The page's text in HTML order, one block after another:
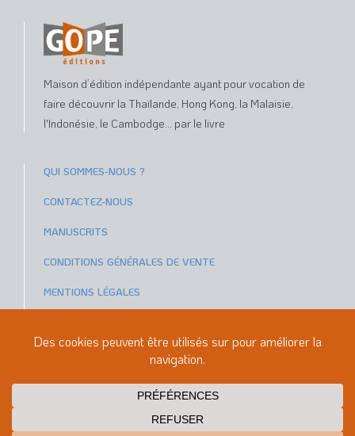
Maison d’édition indépendante ayant pour vocation de
faire découvrir la Thaïlande, Hong Kong, la Malaisie,
l'Indonésie, le Cambodge... par le livre
QUI SOMMES-NOUS ?
CONTACTEZ-NOUS
MANUSCRITS
CONDITIONS GÉNÉRALES DE VENTE
MENTIONS LÉGALES
Paiements sécurisés avec
ou
© GOPE ÉDITIONS 2026 Réalisation Christophe Porlier